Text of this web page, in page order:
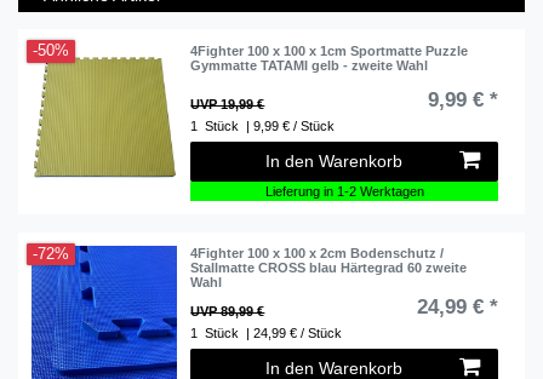
-50%
4Fighter 100 x 100 x 1cm Sportmatte Puzzle
Gymmatte TATAMI gelb - zweite Wahl
UVP 19,99 € 9,99 € *
1 Stück | 9,99 € / Stück
In den Warenkorb
Lieferung in 1-2 Werktagen
-72%
4Fighter 100 x 100 x 2cm Bodenschutz /
Stallmatte CROSS blau Härtegrad 60 zweite
Wahl
UVP 89,99 €
24,99 € *
1 Stück | 24,99 € / Stück
In den Warenkorb